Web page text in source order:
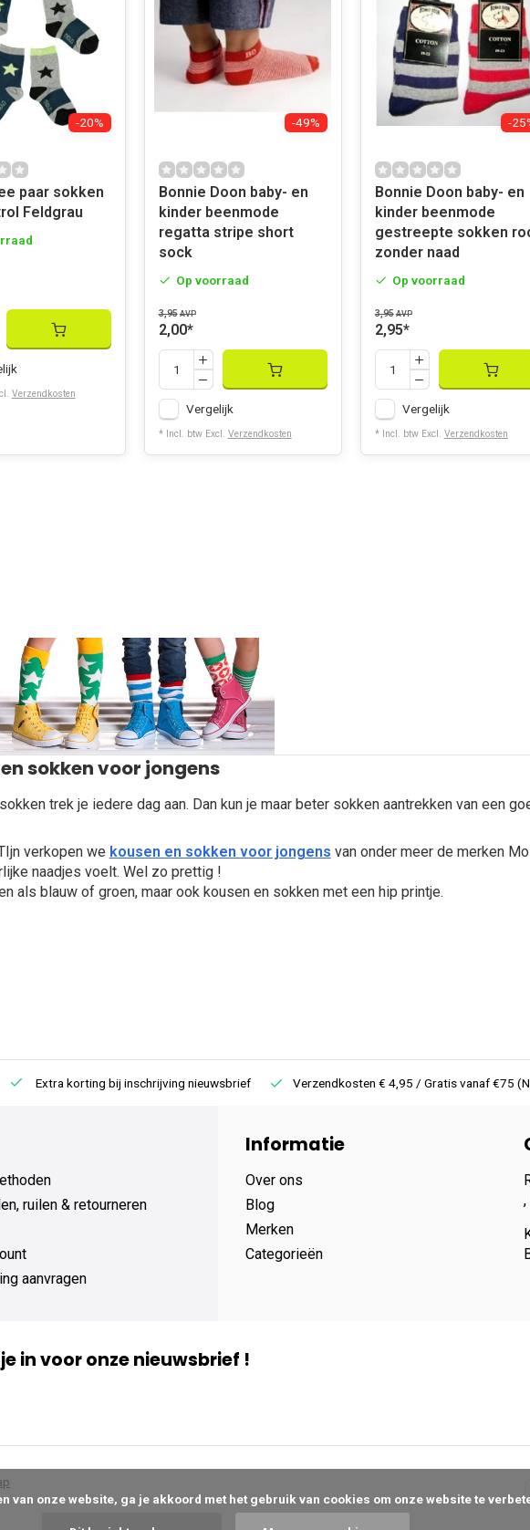
-20%
Feldgrau
Verzendkosten
-49%
Bonnie Doon baby- en
kinder beenmode
regatta stripe short
sock
Op voorraad
3,95 AVP
2,00*
Vergelijk
* Incl. btw Excl. Verzendkosten
-
Bonnie Doon baby- en
kinder beenmode
gestreepte sokken
zonder naad
Op voorraad
3,95 AVP
2,95*
Vergelijk
* Incl. btw Excl. Verzendkosten
sokken voor jongens
trek je iedere dag aan. Dan kun je maar beter sokken aantrekken van een
verkopen we kousen en sokken voor jongens van onder meer de merken
naadjes voelt. Wel zo prettig !
als blauw of groen, maar ook kousen en sokken met een hip printje.
Extra korting bij inschrijving nieuwsbrief Verzendkosten € 4,95 / Gratis vanaf €75
ruilen & retourneren
aanvragen
Informatie
Over ons
Blog
Merken
Categorieën
in voor onze nieuwsbrief !